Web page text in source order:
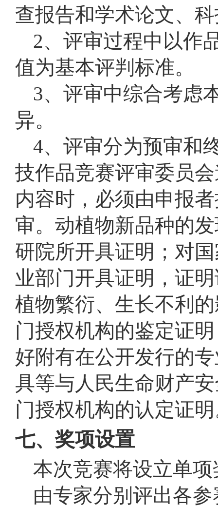
查报告和学术论文、
2、评审过程中以作
值为基本评判标准。
3、评审中综合考虑
异。
4、评审分为预审和
技作品竞赛评审委员
内容时，必须由申报
审。动植物新品种的
研院所开具证明；对
业部门开具证明，证
植物繁衍、生长不利
门授权机构的鉴定证
好附有在公开发行的
具等与人民生命财产
门授权机构的认定证
七、奖项设置
本次竞赛将设立单
由专家分别评出各